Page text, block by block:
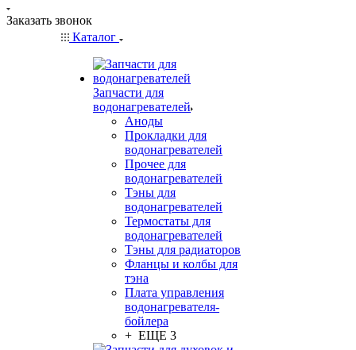
Заказать звонок
Каталог
Запчасти для
водонагревателей
Аноды
Прокладки для
водонагревателей
Прочее для
водонагревателей
Тэны для
водонагревателей
Термостаты для
водонагревателей
Тэны для радиаторов
Фланцы и колбы для
тэна
Плата управления
водонагревателя-
бойлера
+ ЕЩЕ 3